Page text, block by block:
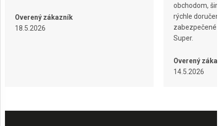
Overený zákazník
18.5.2026
obchodom,
rýchle
zabezpečené
Super.
Overený
14.5.2026